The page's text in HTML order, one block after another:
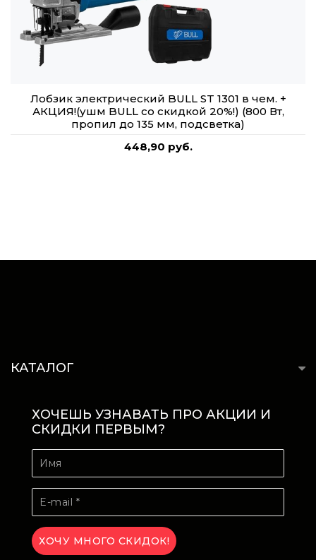
Лобзик электрический BULL ST 1301 в чем. +
АКЦИЯ!(ушм BULL со скидкой 20%!) (800 Вт,
пропил до 135 мм, подсветка)
448,90 руб.
КАТАЛОГ
ХОЧЕШЬ УЗНАВАТЬ ПРО АКЦИИ И
СКИДКИ ПЕРВЫМ?